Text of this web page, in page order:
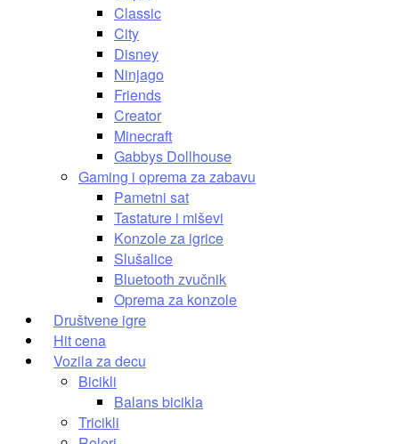
Classic
City
Disney
Ninjago
Friends
Creator
Minecraft
Gabbys Dollhouse
Gaming i oprema za zabavu
Pametni sat
Tastature i miševi
Konzole za igrice
Slušalice
Bluetooth zvučnik
Oprema za konzole
Društvene igre
Hit cena
Vozila za decu
Bicikli
Balans bicikla
Tricikli